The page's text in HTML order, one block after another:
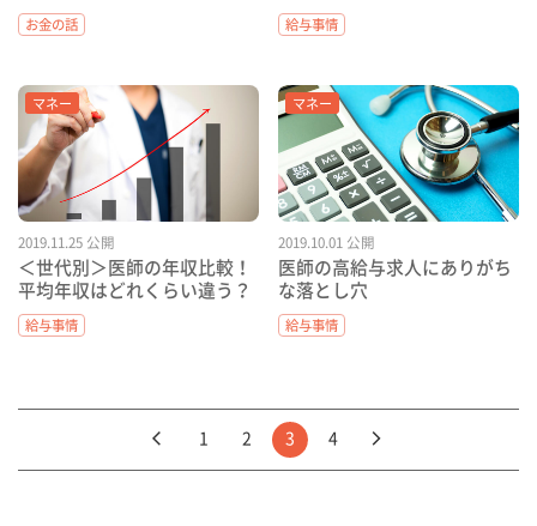
お金の話 給与事情
マネー
2019.11.25 公開
＜世代別＞医師の年収比較！
平均年収はどれくらい違う？
給与事情
マネー
2019.10.01 公開
医師の高給与求人にありがち
な落とし穴
給与事情
1 2 3 4